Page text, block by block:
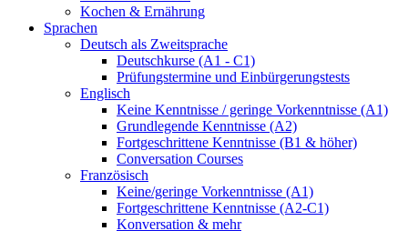
Kochen & Ernährung
Sprachen
Deutsch als Zweitsprache
Deutschkurse (A1 - C1)
Prüfungstermine und Einbürgerungstests
Englisch
Keine Kenntnisse / geringe Vorkenntnisse (A1)
Grundlegende Kenntnisse (A2)
Fortgeschrittene Kenntnisse (B1 & höher)
Conversation Courses
Französisch
Keine/geringe Vorkenntnisse (A1)
Fortgeschrittene Kenntnisse (A2-C1)
Konversation & mehr